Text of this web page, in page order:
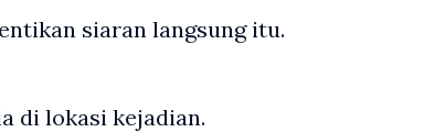
siaran langsung itu.
di lokasi kejadian.